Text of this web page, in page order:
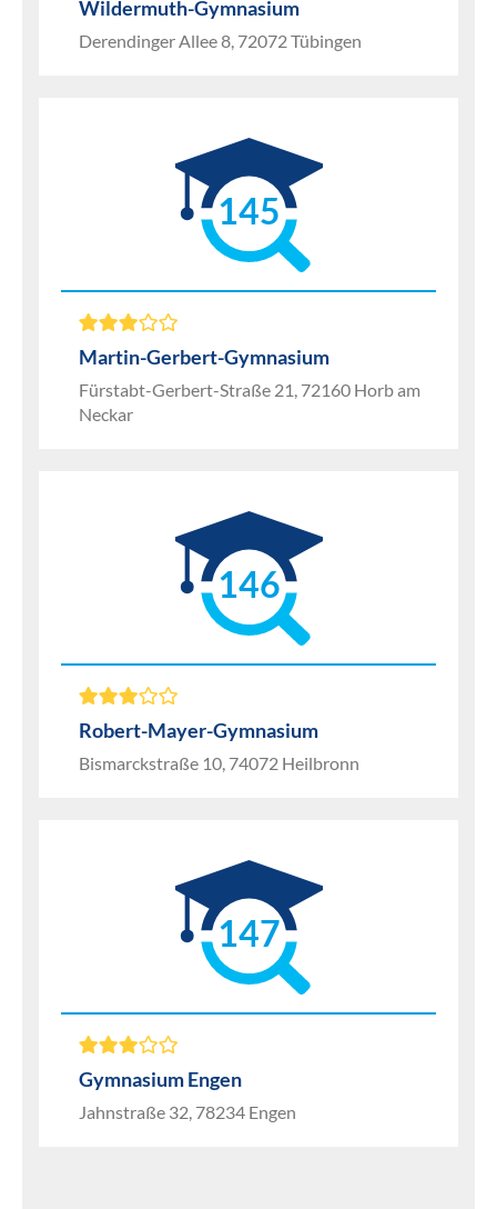
Wildermuth-Gymnasium
Derendinger Allee 8, 72072 Tübingen
145
Martin-Gerbert-Gymnasium
Fürstabt-Gerbert-Straße 21, 72160 Horb am
Neckar
146
Robert-Mayer-Gymnasium
Bismarckstraße 10, 74072 Heilbronn
147
Gymnasium Engen
Jahnstraße 32, 78234 Engen